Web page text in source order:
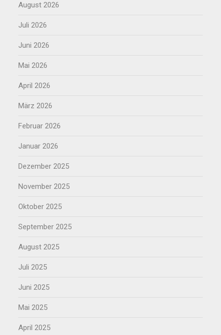
August 2026
Juli 2026
Juni 2026
Mai 2026
April 2026
März 2026
Februar 2026
Januar 2026
Dezember 2025
November 2025
Oktober 2025
September 2025
August 2025
Juli 2025
Juni 2025
Mai 2025
April 2025